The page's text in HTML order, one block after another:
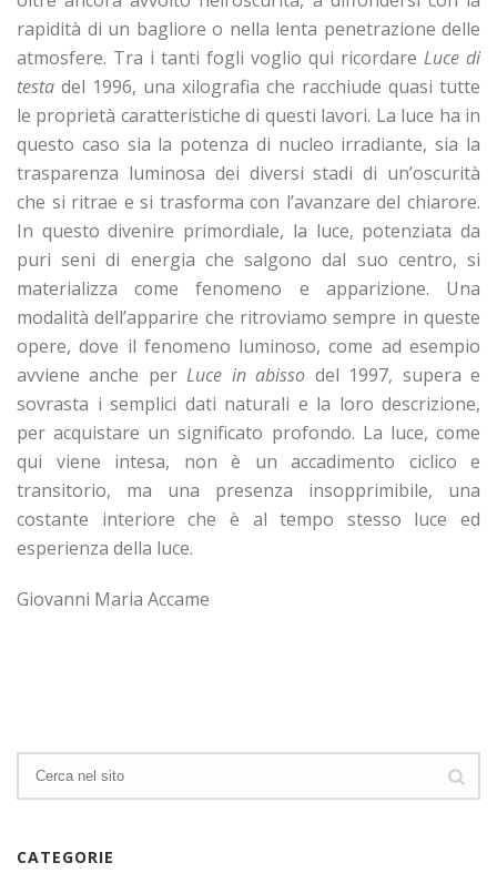
rapidità di un bagliore o nella lenta penetrazione delle
atmosfere. Tra i tanti fogli voglio qui ricordare Luce di
testa del 1996, una xilografia che racchiude quasi tutte
le proprietà caratteristiche di questi lavori. La luce ha in
questo caso sia la potenza di nucleo irradiante, sia la
trasparenza luminosa dei diversi stadi di un’oscurità
che si ritrae e si trasforma con l’avanzare del chiarore.
In questo divenire primordiale, la luce, potenziata da
puri seni di energia che salgono dal suo centro, si
materializza come fenomeno e apparizione. Una
modalità dell’apparire che ritroviamo sempre in queste
opere, dove il fenomeno luminoso, come ad esempio
avviene anche perLuce in abisso del 1997, supera e
sovrasta i semplici dati naturali e la loro descrizione,
per acquistare un significato profondo. La luce, come
qui viene intesa, non è un accadimento ciclico e
transitorio, ma una presenza insopprimibile, una
costante interiore che è al tempo stesso luce ed
esperienza della luce.
Giovanni Maria Accame
CATEGORIE